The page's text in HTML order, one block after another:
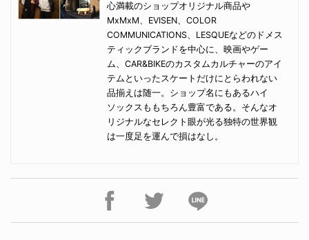
心満載のショップオリジナル商品や
MxMxM、EVISEN、COLOR
COMMUNICATIONS、LESQUEなどのドメス
ティックブランドを中心に、映画やゲー
ム、CAR&BIKEのカスタムカルチャーのアイ
テムといったスケートだけにとらわれない
品揃えは随一。ショップ名にもあるハイ
ソックスももちろん豊富である。そんなオ
リジナルなセレクト眼が光る独特の世界観
は一度足を運んで損はなし。